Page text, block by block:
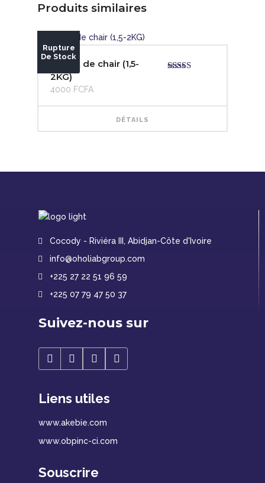
Produits similaires
Rupture
De Stock
Poulet de chair (1,5-
2KG)
4000 FCFA
DÉTAILS
Cocody - Riviéra III, Abidjan-Côte d'Ivoire
info@oholiabgroup.com
+225 27 22 51 96 59
+225 07 79 47 50 37
Suivez-nous sur
Liens utiles
www.akebie.com
www.obpinc-ci.com
Souscrire